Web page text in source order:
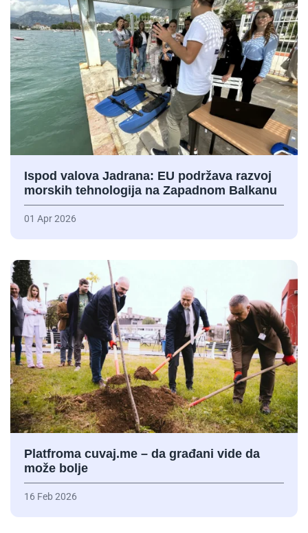
Ispod valova Jadrana: EU podržava razvoj
morskih tehnologija na Zapadnom Balkanu
01 Apr 2026
Platfroma cuvaj.me – da građani vide da
može bolje
16 Feb 2026